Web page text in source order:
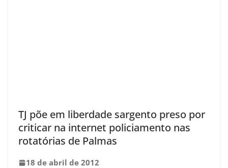
TJ põe em liberdade sargento preso por
criticar na internet policiamento nas
rotatórias de Palmas
18 de abril de 2012